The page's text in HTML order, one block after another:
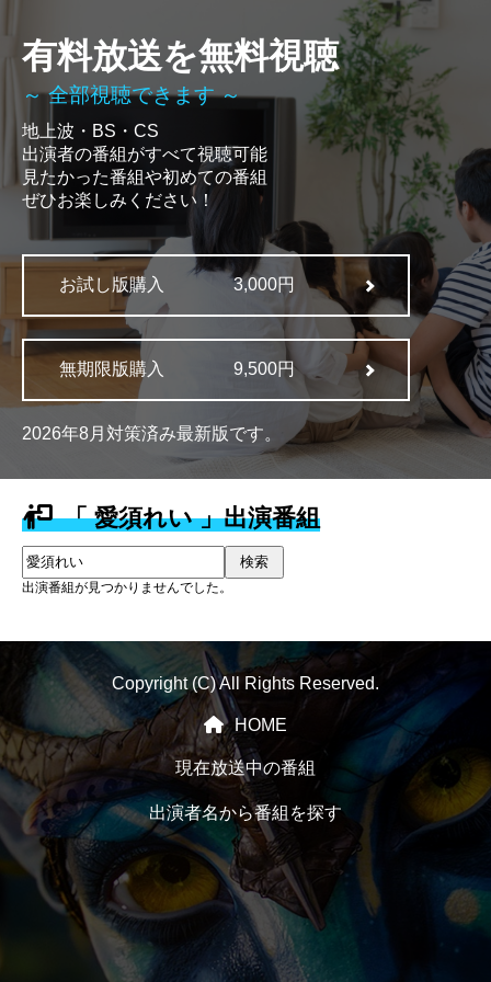
有料放送を無料視聴
～ 全部視聴できます ～
地上波・BS・CS
出演者の番組がすべて視聴可能
見たかった番組や初めての番組
ぜひお楽しみください！
お試し版購入 3,000円
無期限版購入 9,500円
2026年8月対策済み最新版です。
「 愛須れい 」出演番組
検索
出演番組が見つかりませんでした。
Copyright (C) All Rights Reserved.
HOME
現在放送中の番組
出演者名から番組を探す